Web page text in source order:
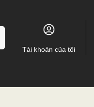
Tài khoản của tôi